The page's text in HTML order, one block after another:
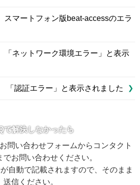
スマートフォン版beat-accessのエラ
「ネットワーク環境エラー」と表示
「認証エラー」と表示されました
で解決しなかったら
問い合わせフォームからコンタクト
でお問い合わせください。
自動で記載されますので、そのまま
送信ください。